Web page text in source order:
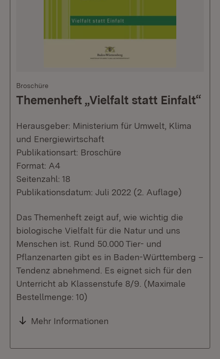
Broschüre
Themenheft „Vielfalt statt Einfalt“
Herausgeber: Ministerium für Umwelt, Klima
und Energiewirtschaft
Publikationsart: Broschüre
Format: A4
Seitenzahl: 18
Publikationsdatum: Juli 2022 (2. Auflage)
Das Themenheft zeigt auf, wie wichtig die
biologische Vielfalt für die Natur und uns
Menschen ist. Rund 50.000 Tier- und
Pflanzenarten gibt es in Baden-Württemberg –
Tendenz abnehmend. Es eignet sich für den
Unterricht ab Klassenstufe 8/9. (Maximale
Bestellmenge: 10)
Mehr Informationen